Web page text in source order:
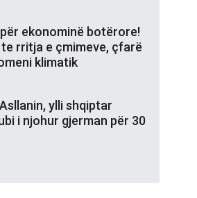
ekonominë botërore!
rritja e çmimeve, çfarë
klimatik
ylli shqiptar
i njohur gjerman për 30